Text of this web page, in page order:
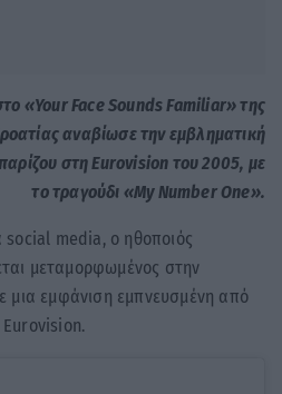
«Your Face Sounds Familiar» της
αναβίωσε την εμβληματική
στη Eurovision του 2005, με
το τραγούδι «My Number One».
social media, ο ηθοποιός
μεταμορφωμένος στην
μια εμφάνιση εμπνευσμένη από